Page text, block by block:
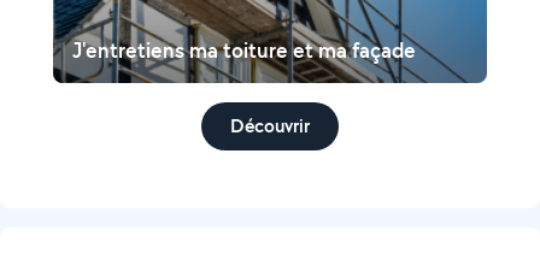
J'entretiens ma toiture et ma façade
Découvrir